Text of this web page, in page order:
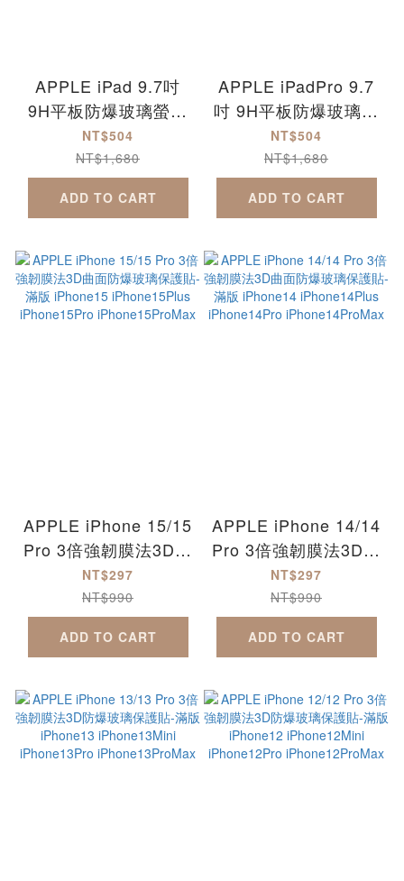
APPLE iPad 9.7吋
9H平板防爆玻璃螢幕
保護貼
NT$504
NT$1,680
ADD TO CART
APPLE iPadPro 9.7
吋 9H平板防爆玻璃螢
幕保護貼
NT$504
NT$1,680
ADD TO CART
APPLE iPhone 15/15
Pro 3倍強韌膜法3D曲
面防爆玻璃保護貼-滿
版 iPhone15
iPhone15Plus
iPhone15Pro
NT$297
NT$990
ADD TO CART
APPLE iPhone 14/14
Pro 3倍強韌膜法3D曲
面防爆玻璃保護貼-滿
版 iPhone14
iPhone14Plus
iPhone14Pro
NT$297
NT$990
ADD TO CART